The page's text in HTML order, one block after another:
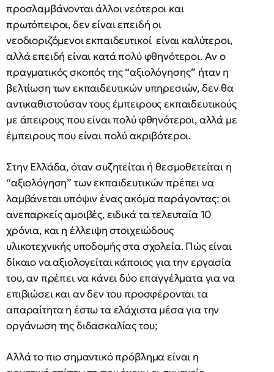
προσλαμβάνονται άλλοι νεότεροι και
πρωτόπειροι, δεν είναι επειδή οι
νεοδιοριζόμενοι εκπαιδευτικοί είναι καλύτεροι,
αλλά επειδή είναι κατά πολύ φθηνότεροι. Αν ο
πραγματικός σκοπός της “αξιολόγησης” ήταν η
βελτίωση των εκπαιδευτικών υπηρεσιών, δεν θα
αντικαθιστούσαν τους έμπειρους εκπαιδευτικούς
με άπειρους που είναι πολύ φθηνότεροι, αλλά με
έμπειρους που είναι πολύ ακριβότεροι.
Στην Ελλάδα, όταν συζητείται ή θεσμοθετείται η
“αξιολόγηση” των εκπαιδευτικών πρέπει να
λαμβάνεται υπόψιν ένας ακόμα παράγοντας: οι
ανεπαρκείς αμοιβές, ειδικά τα τελευταία 10
χρόνια, και η έλλειψη στοιχειώδους
υλικοτεχνικής υποδομής στα σχολεία. Πώς είναι
δίκαιο να αξιολογείται κάποιος για την εργασία
του, αν πρέπει να κάνει δύο επαγγέλματα για να
επιβιώσει και αν δεν του προσφέρονται τα
απαραίτητα η έστω τα ελάχιστα μέσα για την
οργάνωση της διδασκαλίας του;
Αλλά το πιο σημαντικό πρόβλημα είναι η